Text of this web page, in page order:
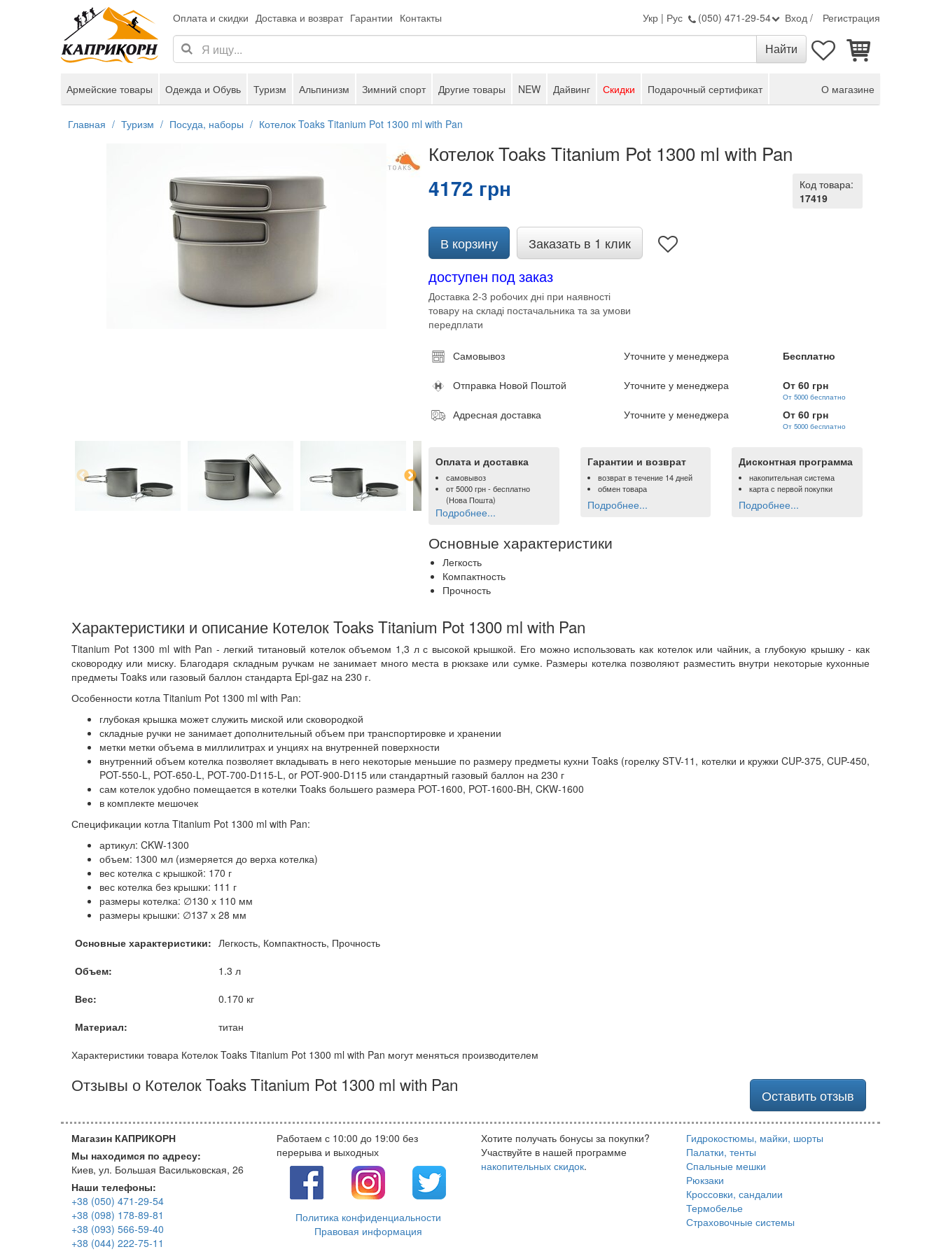
Оплата и скидки Доставка и возврат Гарантии Контакты Укр | Рус (050) 471-29-54 Вход / Регистрация
Армейские товары Одежда и Обувь Туризм Альпинизм Зимний спорт Другие товары NEW Дайвинг Скидки Подарочный сертификат О магазине
Главная Туризм Посуда, наборы Котелок Toaks Titanium Pot 1300 ml with Pan
Котелок Toaks Titanium Pot 1300 ml with Pan
Код товара:
17419
4172 грн
В корзину Заказать в 1 клик
доступен под заказ
Доставка 2-3 робочих дні при наявності
товару на складі постачальника та за умови
передплати
Самовывоз Уточните у менеджера Бесплатно
Отправка Новой Поштой Уточните у менеджера От 60 грн
От 5000 бесплатно
Адресная доставка Уточните у менеджера От 60 грн
От 5000 бесплатно
Оплата и доставка
самовывоз
от5000 грн- бесплатно
(Нова Пошта)
Подробнее...
Гарантии и возврат
возврат в течение 14 дней
обмен товара
Подробнее...
Дисконтная программа
накопительная система
карта с первой покупки
Подробнее...
Основные характеристики
Легкость
Компактность
Прочность
Характеристики и описание Котелок Toaks Titanium Pot 1300 ml with Pan
Titanium Pot 1300 ml with Pan - легкий титановый котелок объемом 1,3 л с высокой крышкой. Его можно использовать как котелок или чайник, а глубокую крышку - как
сковородку или миску. Благодаря складным ручкам не занимает много места в рюкзаке или сумке. Размеры котелка позволяют разместить внутри некоторые кухонные
предметы Toaks или газовый баллон стандарта Epi-gaz на 230 г.
Особенности котла Titanium Pot 1300 ml with Pan:
глубокая крышка может служить миской или сковородкой
складные ручки не занимает дополнительный объем при транспортировке и хранении
метки метки объема в миллилитрах и унциях на внутренней поверхности
внутренний объем котелка позволяет вкладывать в него некоторые меньшие по размеру предметы кухни Toaks (горелку STV-11, котелки и кружки CUP-375, CUP-450,
POT-550-L, POT-650-L, POT-700-D115-L, or POT-900-D115 или стандартный газовый баллон на 230 г
сам котелок удобно помещается в котелки Toaks большего размера POT-1600, POT-1600-BH, CKW-1600
в комплекте мешочек
Спецификации котла Titanium Pot 1300 ml with Pan:
артикул: CKW-1300
объем: 1300 мл (измеряется до верха котелка)
вес котелка с крышкой: 170 г
вес котелка без крышки: 111 г
размеры котелка: ∅130 х 110 мм
размеры крышки: ∅137 х 28 мм
Основные характеристики: Легкость, Компактность, Прочность
Объем:
1.3 л
Вес:
0.170 кг
Материал:
титан
Характеристики товара Котелок Toaks Titanium Pot 1300 ml with Pan могут меняться производителем
Оставить отзыв
Отзывы о Котелок Toaks Titanium Pot 1300 ml with Pan
Магазин КАПРИКОРН
Мы находимся по адресу:
Киев, ул. Большая Васильковская, 26
Наши телефоны:
+38 (050) 471-29-54
+38 (098) 178-89-81
+38 (093) 566-59-40
+38 (044) 222-75-11
Работаем с 10:00 до 19:00 без
перерыва и выходных
Политика конфиденциальности
Правовая информация
Хотите получать бонусы за покупки?
Участвуйте в нашей программе
накопительных скидок.
Гидрокостюмы, майки, шорты
Палатки, тенты
Спальные мешки
Рюкзаки
Кроссовки, сандалии
Термобелье
Страховочные системы